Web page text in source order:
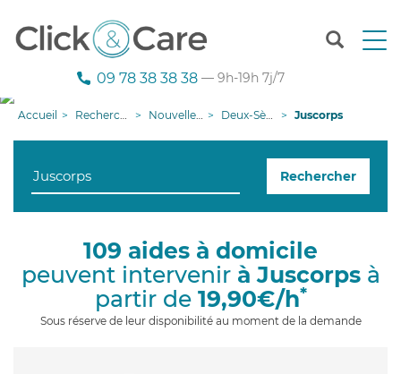
T
n
g
i
09 78 38 38 38 — 9h-19h 7j/7
Accueil Recherche aide à domicile Nouvelle-Aquitaine Deux-Sèvres Juscorps
Rechercher
109 aides à domicile
peuvent intervenir à Juscorpsà
partir de 19,90€/h*
Sous réserve de leur disponibilité au moment de la demande